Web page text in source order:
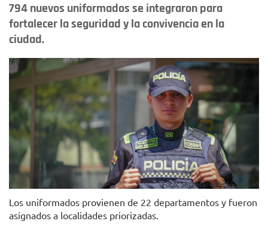
794 nuevos uniformados se integraron para
fortalecer la seguridad y la convivencia en la
ciudad.
Foto: Secretaría de Seguridad
Los uniformados provienen de 22 departamentos y fueron
asignados a localidades priorizadas.